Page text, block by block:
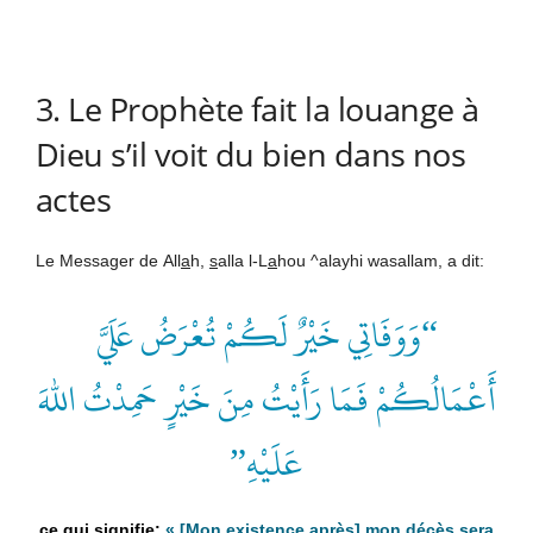
3. Le Prophète fait la louange à
Dieu s’il voit du bien dans nos
actes
Le Messager de Allah salla l-L ahou ^alayhi wasallam, a dit:
“وَوَفَاتِي خَيْرٌ لَكُمْ تُعْرَضُ عَلَيَّ
أَعْمَالُكُمْ فَمَا رَأَيْتُ مِنَ خَيْرٍ حَمِدْتُ اللهَ
عَلَيْهِ”
« [Mon existence après] mon décès sera